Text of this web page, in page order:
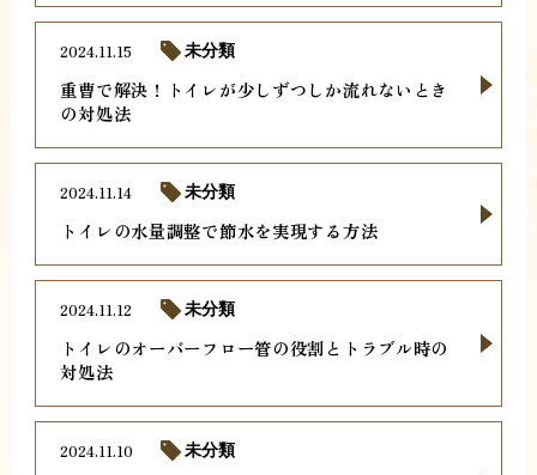
重曹で解決！トイレが少しずつしか流れないとき
の対処法
2024.11.15 未分類
トイレの水量調整で節水を実現する方法
2024.11.14 未分類
トイレのオーバーフロー管の役割とトラブル時の
対処法
2024.11.12 未分類
2024.11.10 未分類